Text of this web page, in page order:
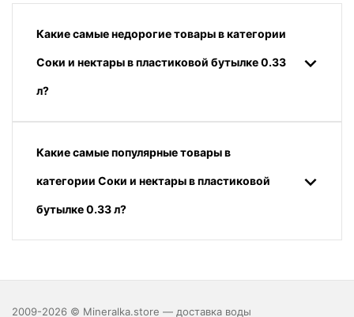
Какие самые недорогие товары в категории
Соки и нектары в пластиковой бутылке 0.33
л?
Какие самые популярные товары в
категории Соки и нектары в пластиковой
бутылке 0.33 л?
2009-2026 © Mineralka.store — доставка воды